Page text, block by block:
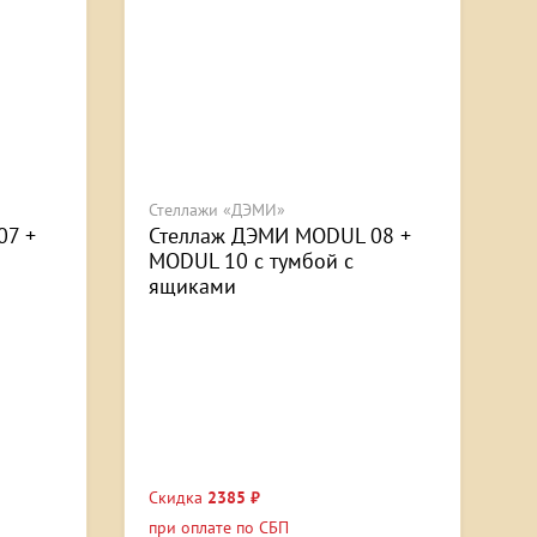
+
Стеллажи «ДЭМИ»
Стеллаж ДЭМИ MODUL 08 +
MODUL 10 с тумбой с
ящиками
Скидка 2385 ₽
при оплате по СБП